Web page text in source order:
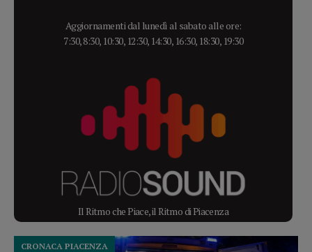
Aggiornamenti dal lunedì al sabato alle ore:
7:30, 8:30, 10:30, 12:30, 14:30, 16:30, 18:30, 19:30
Il Ritmo che Piace, il Ritmo di Piacenza
CRONACA PIACENZA